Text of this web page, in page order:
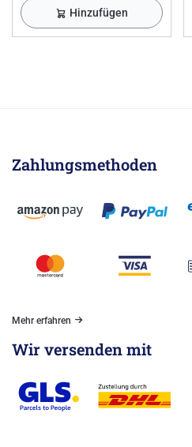
Hinzufügen
Zahlungsmethoden
Mehr erfahren
Wir versenden mit